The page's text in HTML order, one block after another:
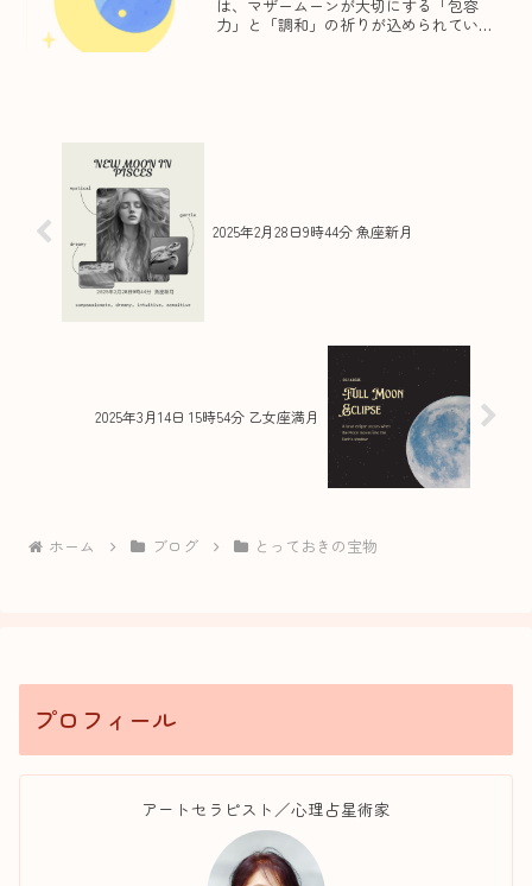
は、マザームーンが大切にする「包容
力」と「調和」の祈りが込められていま
2025年2月28日9時44分 魚座新月
2025年3月14日 15時54分 乙女座満月
ホーム ブログ とっておきの宝物
プロフィール
アートセラピスト／心理占星術家